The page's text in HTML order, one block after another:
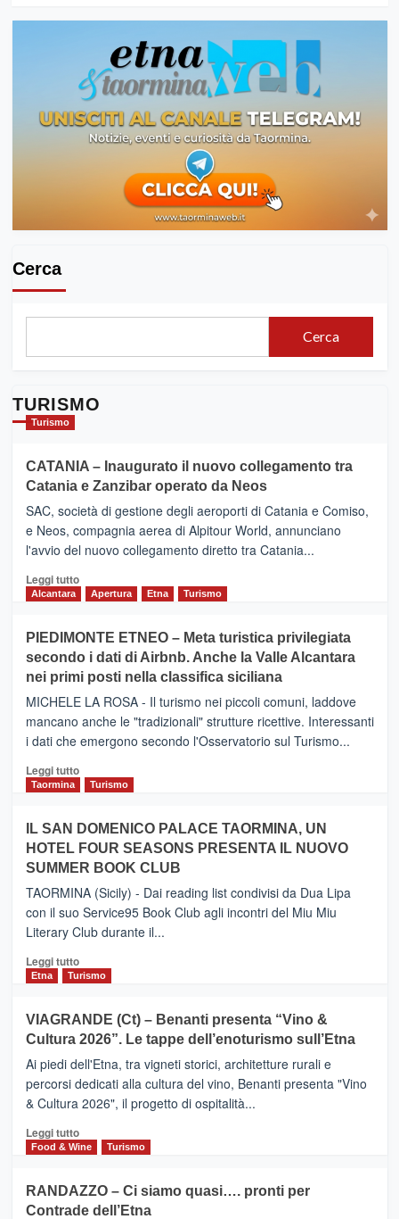
Cerca
Cerca
TURISMO
Turismo
CATANIA – Inaugurato il nuovo collegamento tra
Catania e Zanzibar operato da Neos
SAC, società di gestione degli aeroporti di Catania e Comiso,
e Neos, compagnia aerea di Alpitour World, annunciano
l'avvio del nuovo collegamento diretto tra Catania...
Leggi tuttoLeggi
CATANIA
–
Inaugurato
il
nuovo
collegamento
tra
e
Zanzibar
da
Neos
Alcantara Apertura Etna Turismo
PIEDIMONTE ETNEO – Meta turistica privilegiata
secondo i dati di Airbnb. Anche la Valle Alcantara
nei primi posti nella classifica siciliana
MICHELE LA ROSA - Il turismo nei piccoli comuni, laddove
mancano anche le "tradizionali" strutture ricettive. Interessanti
i dati che emergono secondo l'Osservatorio sul Turismo...
Leggi tuttoLeggi
PIEDIMONTE
ETNEO
–
Meta
turistica
privilegiata
secondo
dati
di
Anche
la
Alcantara
nei
primi
nella
classifica
Taormina Turismo
IL SAN DOMENICO PALACE TAORMINA, UN
HOTEL FOUR SEASONS PRESENTA IL NUOVO
SUMMER BOOK CLUB
TAORMINA (Sicily) - Dai reading list condivisi da Dua Lipa
con il suo Service95 Book Club agli incontri del Miu Miu
Literary Club durante il...
Leggi tuttoLeggi
di
IL
SAN
DOMENICO
PALACE
TAORMINA,
UN
HOTEL
FOUR
IL
NUOVO
Etna Turismo
VIAGRANDE (Ct) – Benanti presenta “Vino &
Cultura 2026”. Le tappe dell’enoturismo sull’Etna
Ai piedi dell'Etna, tra vigneti storici, architetture rurali e
percorsi dedicati alla cultura del vino, Benanti presenta "Vino
& Cultura 2026", il progetto di ospitalità...
Leggi tuttoLeggi
di
VIAGRANDE
(Ct)
Food & Wine Turismo
RANDAZZO – Ci siamo quasi…. pronti per
Contrade dell’Etna